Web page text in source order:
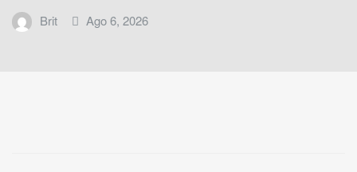
Brit Ago 6, 2026